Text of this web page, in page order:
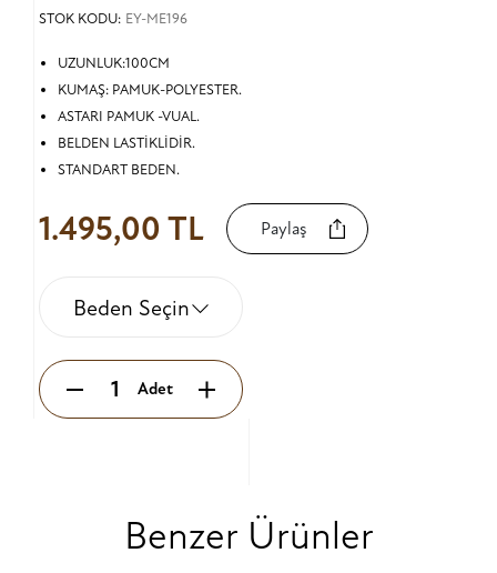
STOK KODU: EY-ME196
UZUNLUK:100CM
KUMAŞ: PAMUK-POLYESTER.
ASTARI PAMUK -VUAL.
BELDEN LASTİKLİDİR.
STANDART BEDEN.
1.495,00 TL Paylaş
Beden Seçin
Adet
Benzer Ürünler